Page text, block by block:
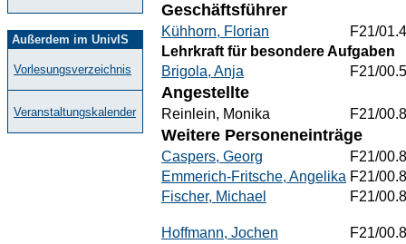
Außerdem im UnivIS
Vorlesungsverzeichnis
Veranstaltungskalender
Geschäftsführer
Kühhorn, Florian
F21/
Lehrkraft für besondere Aufgaben
Brigola, Anja
F21/
Angestellte
Reinlein, Monika F21/
Weitere Personeneinträge
Caspers, Georg
F21/
Emmerich-Fritsche, Angelika F21/
Fischer, Michael
F21/
Hoffmann, Jochen
F21/